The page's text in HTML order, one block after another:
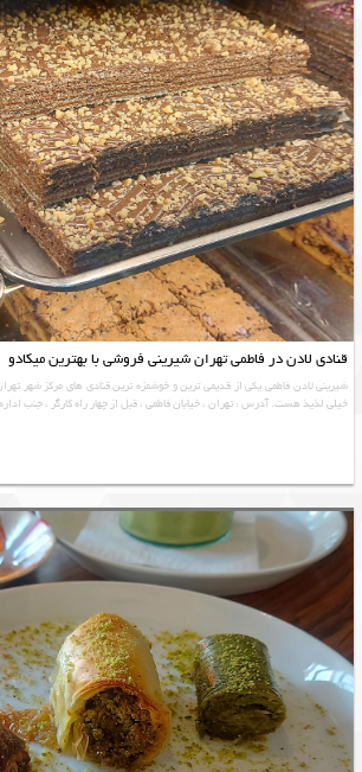
قنادی لادن در فاطمی تهران شیرینی فروشی با بهترین میکادو
شیرینی لادن فاطمی یکی از قدیمی ترین و خوشمزه ترین قنادی های مرکز شهر
خیلی لذیذ هست. آدرس : تهران ، خیابان فاطمی ، قبل از چهار راه کارگر ، جنب